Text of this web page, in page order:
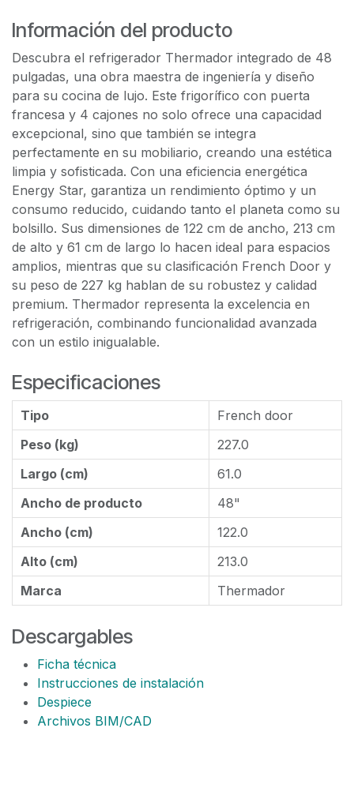
Información del producto
Descubra el refrigerador Thermador integrado de 48
pulgadas, una obra maestra de ingeniería y diseño
para su cocina de lujo. Este frigorífico con puerta
francesa y 4 cajones no solo ofrece una capacidad
excepcional, sino que también se integra
perfectamente en su mobiliario, creando una estética
limpia y sofisticada. Con una eficiencia energética
Energy Star, garantiza un rendimiento óptimo y un
consumo reducido, cuidando tanto el planeta como su
bolsillo. Sus dimensiones de 122 cm de ancho, 213 cm
de alto y 61 cm de largo lo hacen ideal para espacios
amplios, mientras que su clasificación French Door y
su peso de 227 kg hablan de su robustez y calidad
premium. Thermador representa la excelencia en
refrigeración, combinando funcionalidad avanzada
con un estilo inigualable.
Especificaciones
Tipo
French door
Peso (kg)
227.0
Largo (cm)
61.0
Ancho de producto
48"
Ancho (cm)
122.0
Alto (cm)
213.0
Marca
Thermador
Descargables
Ficha técnica
Instrucciones de instalación
Despiece
Archivos BIM/CAD